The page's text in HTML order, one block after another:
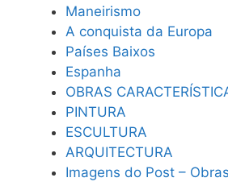
Maneirismo
A conquista da Europa
Países Baixos
Espanha
OBRAS
PINTURA
ESCULTURA
ARQUITECTURA
Imagens do Post –